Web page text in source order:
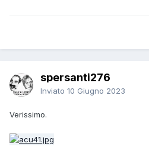
spersanti276
Inviato 10 Giugno 2023
Verissimo.